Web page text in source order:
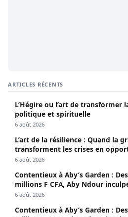
ARTICLES RÉCENTS
L’Hégire ou l’art de
politique et spirituelle
6 août 2026
L’art de la résilience : Quand la
transforment les crises en
6 août 2026
Contentieux à Aby’s Garden :
millions F CFA, Aby Ndour
sociaux
6 août 2026
Contentieux à Aby’s Garden :